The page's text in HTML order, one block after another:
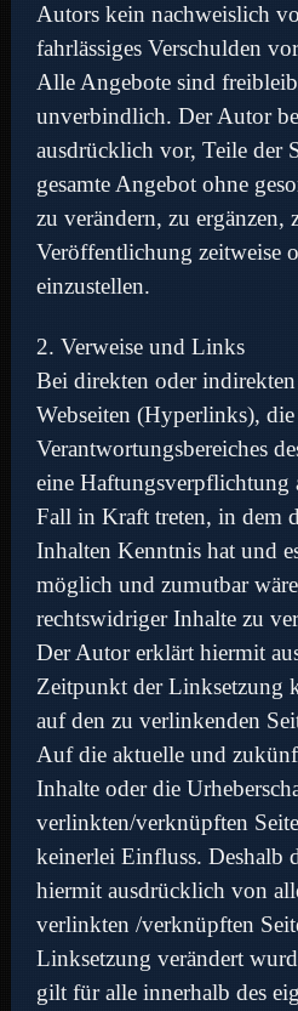
Autors kein nachweislich
fahrlässiges Verschulden
Alle Angebote sind
unverbindlich. Der Autor
ausdrücklich vor, Teile der
gesamte Angebot ohne
zu verändern, zu ergänzen,
Veröffentlichung zeitweise
einzustellen.
2. Verweise und Links
Bei direkten oder
Webseiten (Hyperlinks), die
Verantwortungsbereiches
eine Haftungsverpflichtung
Fall in Kraft treten, in dem
Inhalten Kenntnis hat und
möglich und zumutbar
rechtswidriger Inhalte zu
Der Autor erklärt hiermit
Zeitpunkt der Linksetzung
auf den zu verlinkenden
Auf die aktuelle und
Inhalte oder die
verlinkten/verknüpften
keinerlei Einfluss. Deshalb
hiermit ausdrücklich von
verlinkten /verknüpften
Linksetzung verändert
gilt für alle innerhalb des